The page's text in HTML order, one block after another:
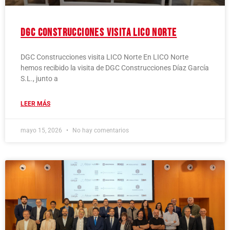
DGC Construcciones visita LICO Norte
DGC Construcciones visita LICO Norte En LICO Norte
hemos recibido la visita de DGC Construcciones Díaz García
S.L., junto a
LEER MÁS
mayo 15, 2026 No hay comentarios